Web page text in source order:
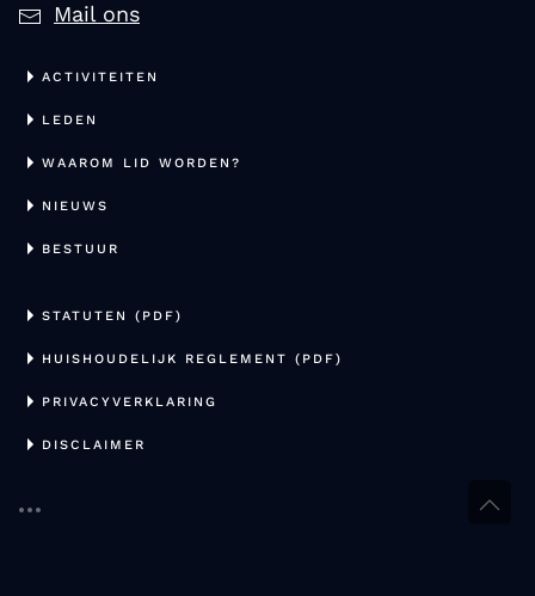
Mail ons
ACTIVITEITEN
LEDEN
WAAROM LID WORDEN?
NIEUWS
BESTUUR
STATUTEN (PDF)
HUISHOUDELIJK REGLEMENT (PDF)
PRIVACYVERKLARING
DISCLAIMER